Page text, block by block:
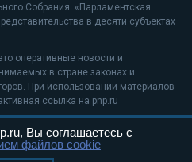
Собрания. «Парламентская
в десяти субъектах
оперативные новости и
в стране законах и
При использовании материалов
ссылка на pnp.ru
рекомендательные
Вы соглашаетесь с
файлов cookie